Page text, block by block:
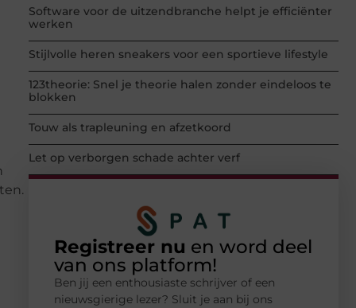
Software voor de uitzendbranche helpt je efficiënter
werken
Stijlvolle heren sneakers voor een sportieve lifestyle
123theorie: Snel je theorie halen zonder eindeloos te
blokken
Touw als trapleuning en afzetkoord
Let op verborgen schade achter verf
Registreer nu en word deel
van ons platform!
Ben jij een enthousiaste schrijver of een
nieuwsgierige lezer? Sluit je aan bij ons